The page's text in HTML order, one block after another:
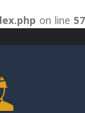
on line 57